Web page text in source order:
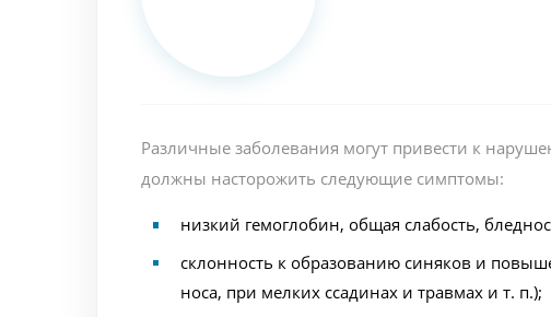
Различные заболевания могут привести к
должны насторожить следующие симптомы:
низкий гемоглобин, общая слабость,
склонность к образованию синяков и
носа, при мелких ссадинах и травмах и т. п.);